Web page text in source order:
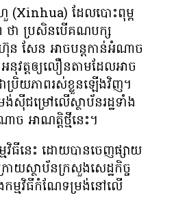
(Xinhua) ដែល​បោះ​ពុម្ព​
ថា ប្រសិន​បើ​គណបក្ស​
ន សែន អាច​បន្ត​​កាន់​អំណាច​
នុវត្ត​ឲ្យ​លឿន​តាម​ដែល​អាច​
ប្រិយភាព​រស់​ខ្លួន​ឡើង​វិញ។
ង់​ស៊ី​ជម្រៅ​លើ​​ស្ថាប័ន​​រដ្ឋ​ទាំង​
ច​ អាណត្តិ​ថ្មី​នេះ។
មវិធី​នេះ ដោយ​បាន​ចេញ​ផ្សាយ​
យ​ស្ថាប័ន​ក្រសួង​សេដ្ឋកិច្ច
កម្មវិធី​កំណែ​ទម្រង់​នៅ​លើ​